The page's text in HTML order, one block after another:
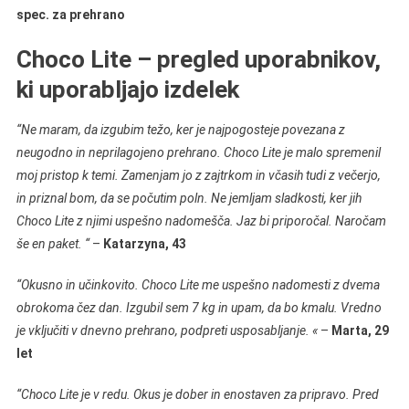
spec. za prehrano
Choco Lite – pregled uporabnikov,
ki uporabljajo izdelek
“Ne maram, da izgubim težo, ker je najpogosteje povezana z
neugodno in neprilagojeno prehrano. Choco Lite je malo spremenil
moj pristop k temi. Zamenjam jo z zajtrkom in včasih tudi z večerjo,
in priznal bom, da se počutim poln. Ne jemljam sladkosti, ker jih
Choco Lite z njimi uspešno nadomešča. Jaz bi priporočal. Naročam
še en paket. “– Katarzyna, 43
“Okusno in učinkovito. Choco Lite me uspešno nadomesti z dvema
obrokoma čez dan. Izgubil sem 7 kg in upam, da bo kmalu. Vredno
je vključiti v dnevno prehrano, podpreti usposabljanje. «– Marta, 29
let
“Choco Lite je v redu. Okus je dober in enostaven za pripravo. Pred